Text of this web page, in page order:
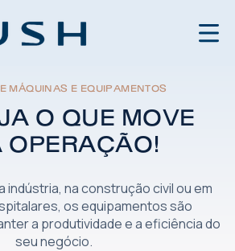
MÁQUINAS E EQUIPAMENTOS
O QUE MOVE
OPERAÇÃO!
indústria, na construção civil ou em
os equipamentos são
a produtividade e a eficiência do
seu negócio.